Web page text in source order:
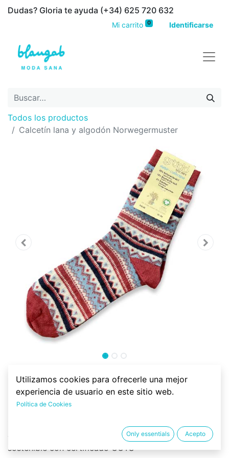
Dudas? Gloria te ayuda (+34) 625 720 632
Mi carrito 0 Identificarse
Todos los productos
Calcetín lana y algodón Norwegermuster
Calcetín lana y algodón
Norwegermuster
calentito. Con estampado Norwegermuster. Moda
sostenible con certificado GOTS
Utilizamos cookies para ofrecerle una mejor
experiencia de usuario en este sitio web.
Política de Cookies
Only essentials Acepto